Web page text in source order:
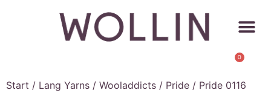
0
Start / Lang Yarns / Wooladdicts / Pride / Pride 0116